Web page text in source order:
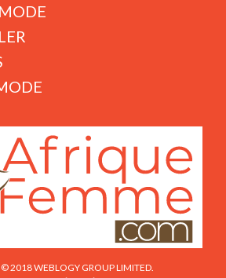
2018 WEBLOGY GROUP LIMITED.